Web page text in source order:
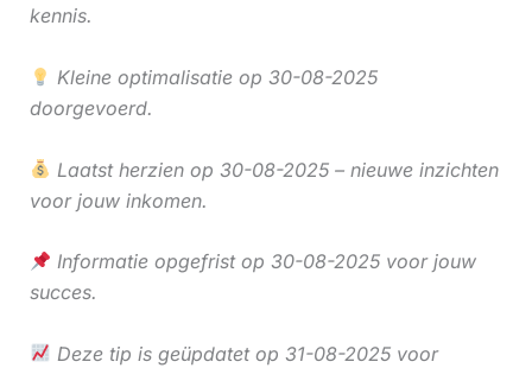
kennis.
Kleine optimalisatie op 30-08-2025
doorgevoerd.
Laatst herzien op 30-08-2025 – nieuwe inzichten
voor jouw inkomen.
Informatie opgefrist op 30-08-2025 voor jouw
succes.
Deze tip is geüpdatet op 31-08-2025 voor